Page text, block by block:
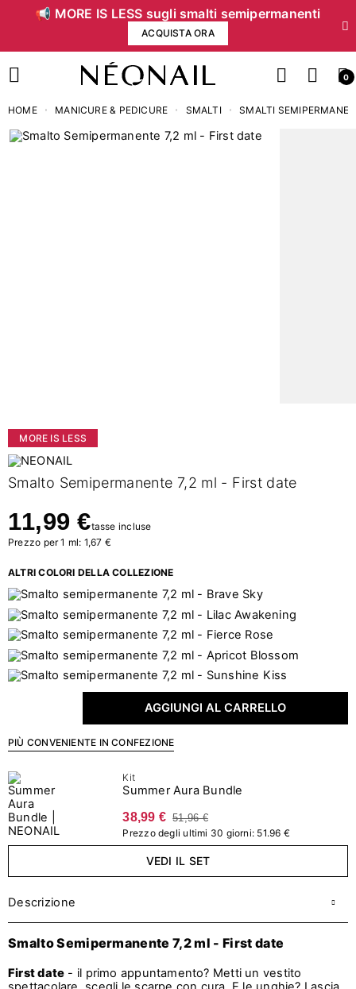
📢 MORE IS LESS sugli smalti semipermanenti
ACQUISTA ORA
0
HOME MANICURE & PEDICURE SMALTI SMALTI
MORE IS LESS
Smalto Semipermanente 7,2 ml - First date
11,99 €tasse incluse
Prezzo per 1 ml: 1,67 €
ALTRI COLORI DELLA COLLEZIONE
AGGIUNGI AL CARRELLO
PIÙ CONVENIENTE IN CONFEZIONE
Kit
Summer Aura Bundle
38,99 € 51,96 €
Prezzo degli ultimi 30 giorni: 51.96 €
VEDI IL SET
Descrizione
Smalto Semipermanente 7,2 ml - First date
First date - il primo appuntamento? Metti un vestito